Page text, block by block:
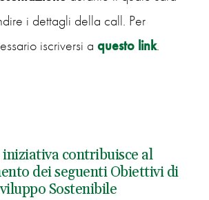
i dettagli della call. Per
iscriversi a questo link.
iniziativa contribuisce al
dei seguenti Obiettivi di
Sostenibile